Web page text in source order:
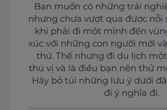
Bạn muốn có những trải
nhưng chưa vượt qua được nỗi
khi phải đi một mình đến
xúc với những con người mới
thứ. Thế nhưng đi du lịch
thú vị và là điều bạn nên thử
Hãy bỏ túi những lưu ý dưới
đi ý nghĩa đi.